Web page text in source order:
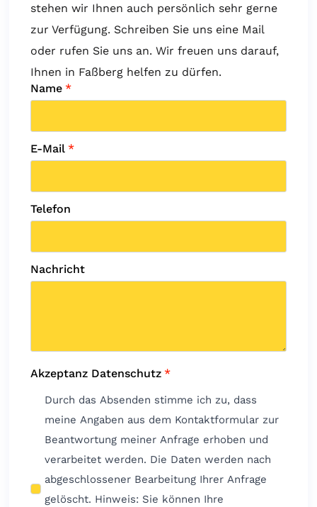
stehen wir Ihnen auch persönlich sehr gerne
zur Verfügung. Schreiben Sie uns eine Mail
oder rufen Sie uns an. Wir freuen uns darauf,
Ihnen in Faßberg helfen zu dürfen.
Name *
E-Mail *
Telefon
Nachricht
Akzeptanz Datenschutz *
Durch das Absenden stimme ich zu, dass
meine Angaben aus dem Kontaktformular zur
Beantwortung meiner Anfrage erhoben und
verarbeitet werden. Die Daten werden nach
abgeschlossener Bearbeitung Ihrer Anfrage
gelöscht. Hinweis: Sie können Ihre